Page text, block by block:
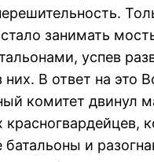
занимать
успев
них. В ответ на это
комитет двинул
красногвардейцев,
батальоны и